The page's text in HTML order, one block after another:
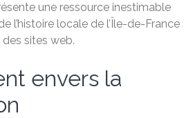
une ressource inestimable
l’histoire locale de l’Île-de-France
sites web.
envers la